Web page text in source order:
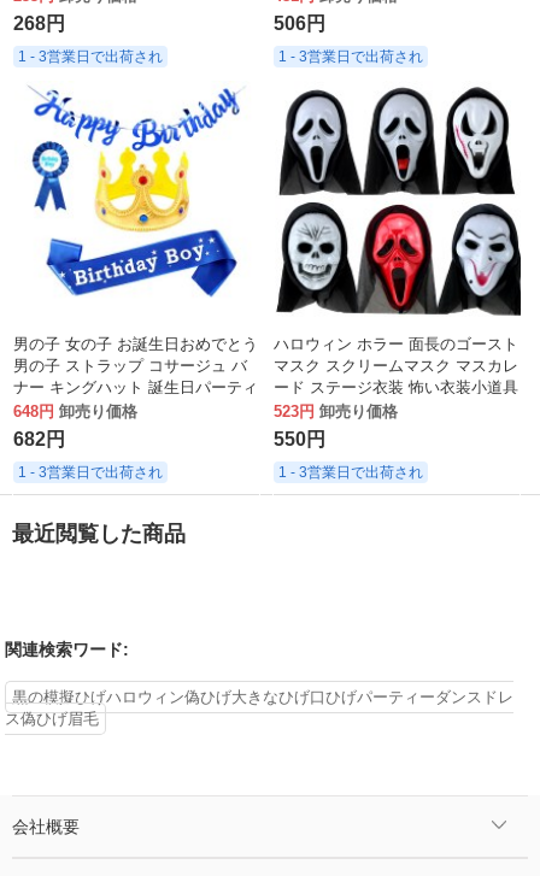
268円
1 - 3営業日で出荷され
506円
1 - 3営業日で出荷され
男の子 女の子 お誕生日おめでとう
男の子 ストラップ コサージュ バ
ナー キングハット 誕生日パーティ
ー
648円 卸売り価格
682円
1 - 3営業日で出荷され
ハロウィン ホラー 面長のゴースト
マスク スクリームマスク マスカレ
ード ステージ衣装 怖い衣装小道具
523円 卸売り価格
550円
1 - 3営業日で出荷され
最近閲覧した商品
関連検索ワード:
黒の模擬ひげハロウィン偽ひげ大きなひげ口ひげパーティーダンスドレ
ス偽ひげ眉毛
会社概要